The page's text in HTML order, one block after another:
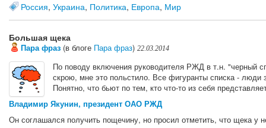
Россия, Украина, Политика, Европа, Мир
Большая щека
Пара фраз (в блоге Пара фраз) 22.03.2014
По поводу включения руководителя РЖД в т.н. "черный
скрою, мне это польстило. Все фигуранты списка -
Понятно, что бьют по тем, кто что-то из себя
Владимир Якунин, президент ОАО РЖД
Он соглашался получить пощечину, но просил отметить, что щека у